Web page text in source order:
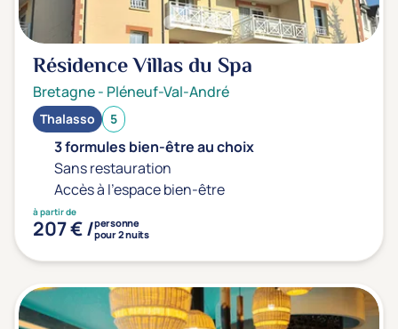
Transports & hébergement
Offre séjour + vol inclus
Résidence Villas du Spa
Bretagne- Pléneuf-Val-André
Thalasso 5
3 formules bien-être au choix
Sans restauration
Accès à l'espace bien-être
à partir de
207 € /personne
pour 2 nuits